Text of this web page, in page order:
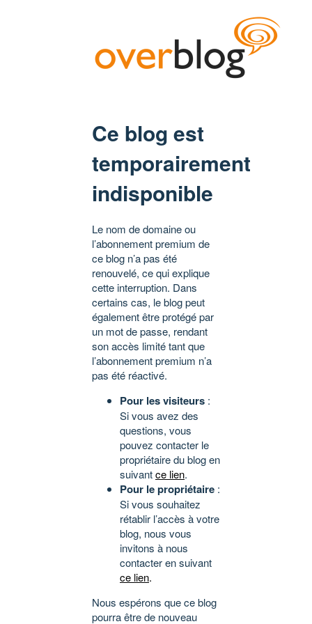
Ce blog est
temporairement
indisponible
Le nom de domaine ou
l’abonnement premium de
ce blog n’a pas été
renouvelé, ce qui explique
cette interruption. Dans
certains cas, le blog peut
également être protégé par
un mot de passe, rendant
son accès limité tant que
l’abonnement premium n’a
pas été réactivé.
Pour les visiteurs :
Si vous avez des
questions, vous
pouvez contacter le
propriétaire du blog en
suivantce lien.
Pour le propriétaire :
Si vous souhaitez
rétablir l’accès à votre
blog, nous vous
invitons à nous
contacter en suivant
ce lien.
Nous espérons que ce blog
pourra être de nouveau